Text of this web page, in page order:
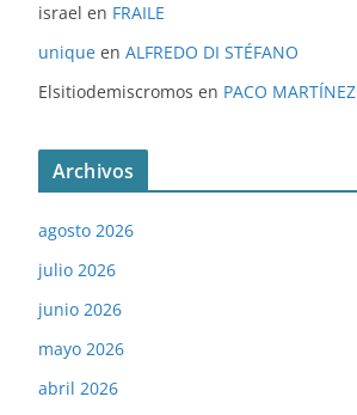
israel en FRAILE
unique en ALFREDO DI STÉFANO
Elsitiodemiscromos en PACO MARTÍNEZ
Archivos
agosto 2026
julio 2026
junio 2026
mayo 2026
abril 2026